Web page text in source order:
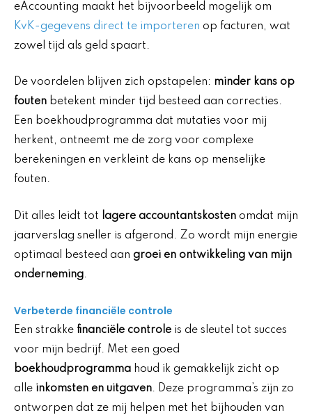
eAccounting maakt het bijvoorbeeld mogelijk om
KvK-gegevens direct te importeren op facturen, wat
zowel tijd als geld spaart.
De voordelen blijven zich opstapelen: minder kans op
fouten betekent minder tijd besteed aan correcties.
Een boekhoudprogramma dat mutaties voor mij
herkent, ontneemt me de zorg voor complexe
berekeningen en verkleint de kans op menselijke
fouten.
Dit alles leidt tot lagere accountantskosten omdat mijn
jaarverslag sneller is afgerond. Zo wordt mijn energie
optimaal besteed aan groei en ontwikkeling van mijn
onderneming.
Verbeterde financiële controle
Een strakke financiële controle is de sleutel tot succes
voor mijn bedrijf. Met een goed
boekhoudprogramma houd ik gemakkelijk zicht op
alle inkomsten en uitgaven. Deze programma’s zijn zo
ontworpen dat ze mij helpen met het bijhouden van